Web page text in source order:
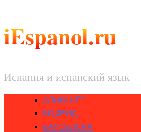
iEspanol.ru
Испания и испанский язык
АЛИКАНТЕ
МАДРИД
БАРСЕЛОНА